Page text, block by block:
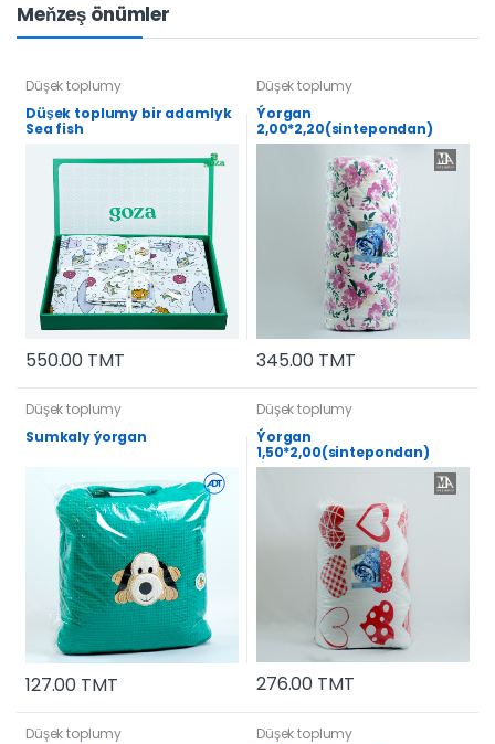
Meňzeş önümler
Düşek toplumy
Düşek toplumy bir adamlyk
Sea fish
550.00 TMT
Düşek toplumy
Ýorgan
2,00*2,20(sintepondan)
345.00 TMT
Düşek toplumy
Sumkaly ýorgan
127.00 TMT
Düşek toplumy
Ýorgan
1,50*2,00(sintepondan)
276.00 TMT
Düşek toplumy
Düşek toplumy